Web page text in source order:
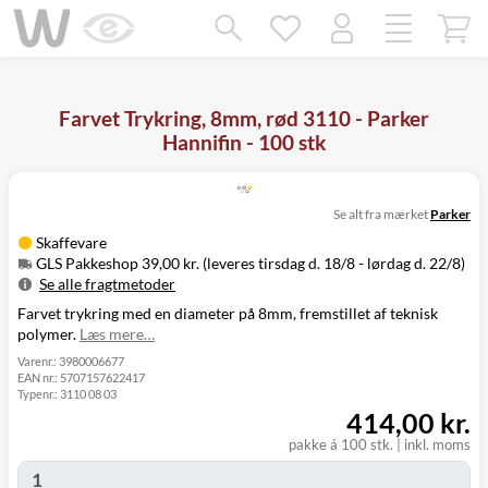
Farvet Trykring, 8mm, rød 3110 - Parker
Hannifin - 100 stk
Skaffevare
GLS Pakkeshop 39,00 kr. (leveres tirsdag d. 18/8 - lørdag d. 22/8)
Se alle fragtmetoder
Metode
Pris
Leveres
GLS
GLS Erhverv 49,00 kr.
Tirsdag d. 18/8
-
Se alt fra mærket Parker
Farvet trykring med en diameter på 8mm, fremstillet af teknisk
polymer. Læs mere…
Varenr.: 3980006677
EAN nr.: 5707157622417
Typenr.: 3110 08 03
pakke á 100 stk. inkl. moms
414,00 kr.
Mangler chatten?
Ret samtykke!